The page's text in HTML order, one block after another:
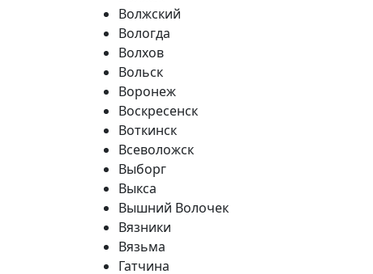
Волжский
Вологда
Волхов
Вольск
Воронеж
Воскресенск
Воткинск
Всеволожск
Выборг
Выкса
Вышний Волочек
Вязники
Вязьма
Гатчина